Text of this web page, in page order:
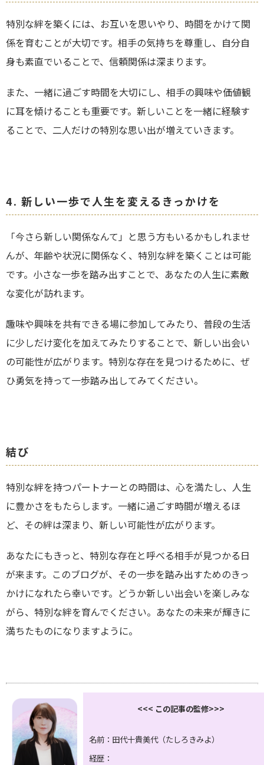
特別な絆を築くには、お互いを思いやり、時間をかけて関
係を育むことが大切です。相手の気持ちを尊重し、自分自
身も素直でいることで、信頼関係は深まります。
また、一緒に過ごす時間を大切にし、相手の興味や価値観
に耳を傾けることも重要です。新しいことを一緒に経験す
ることで、二人だけの特別な思い出が増えていきます。
4. 新しい一歩で人生を変えるきっかけを
「今さら新しい関係なんて」と思う方もいるかもしれませ
んが、年齢や状況に関係なく、特別な絆を築くことは可能
です。小さな一歩を踏み出すことで、あなたの人生に素敵
な変化が訪れます。
趣味や興味を共有できる場に参加してみたり、普段の生活
に少しだけ変化を加えてみたりすることで、新しい出会い
の可能性が広がります。特別な存在を見つけるために、ぜ
ひ勇気を持って一歩踏み出してみてください。
結び
特別な絆を持つパートナーとの時間は、心を満たし、人生
に豊かさをもたらします。一緒に過ごす時間が増えるほ
ど、その絆は深まり、新しい可能性が広がります。
あなたにもきっと、特別な存在と呼べる相手が見つかる日
が来ます。このブログが、その一歩を踏み出すためのきっ
かけになれたら幸いです。どうか新しい出会いを楽しみな
がら、特別な絆を育んでください。あなたの未来が輝きに
満ちたものになりますように。
<<< この記事の監修>>>
名前：田代十貴美代（たしろきみよ）
経歴：